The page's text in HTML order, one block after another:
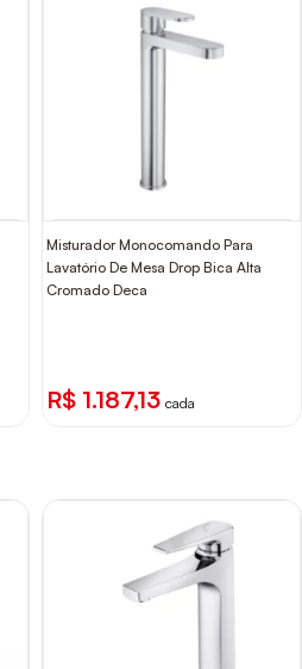
Misturador Monocomando Para
Lavatório De Mesa Drop Bica Alta
Cromado Deca
R$ 1.187,13 cada